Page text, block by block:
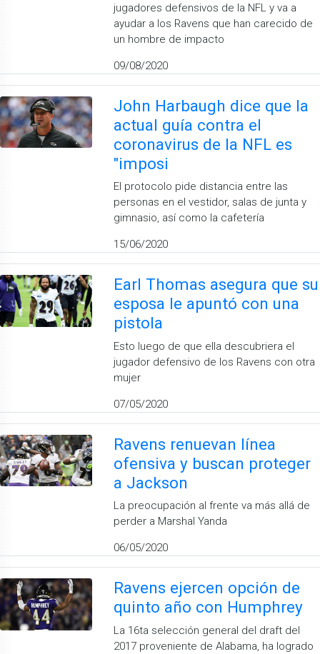
jugadores defensivos de la NFL y va a
ayudar a los Ravens que han carecido de
un hombre de impacto
09/08/2020
John Harbaugh dice que la
actual guía contra el
coronavirus de la NFL es
"imposi
El protocolo pide distancia entre las
personas en el vestidor, salas de junta y
gimnasio, así como la cafetería
15/06/2020
Earl Thomas asegura que su
esposa le apuntó con una
pistola
Esto luego de que ella descubriera el
jugador defensivo de los Ravens con otra
mujer
07/05/2020
Ravens renuevan línea
ofensiva y buscan proteger
a Jackson
La preocupación al frente va más allá de
perder a Marshal Yanda
06/05/2020
Ravens ejercen opción de
quinto año con Humphrey
La 16ta selección general del draft del
2017 proveniente de Alabama, ha logrado